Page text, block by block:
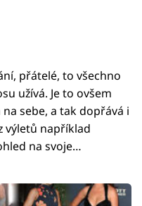
přátelé, to všechno
užívá. Je to ovšem
sebe, a tak dopřává i
výletů například
na svoje…